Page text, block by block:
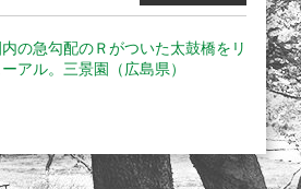
の急勾配のＲがついた太鼓橋をリ
アル。三景園（広島県）